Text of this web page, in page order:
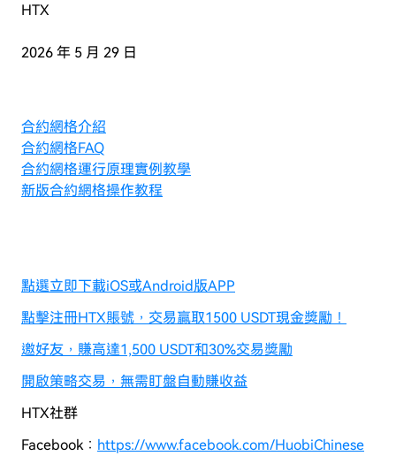
HTX
2026 年 5 月 29 日
合約網格介紹
合約網格FAQ
合約網格運行原理實例教學
新版合約網格操作教程
點選立即下載iOS或Android版APP
點擊注冊HTX賬號，交易贏取1500 USDT現金獎勵！
邀好友，賺高達1,500 USDT和30%交易獎勵
開啟策略交易，無需盯盤自動賺收益
HTX社群
Facebook： https://www.facebook.com/HuobiChinese